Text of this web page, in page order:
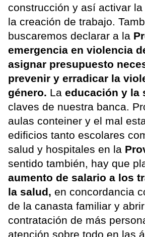
construcción y así activar
la creación de trabajo.
buscaremos declarar a la
emergencia en violencia
asignar presupuesto
prevenir y erradicar la
género. La educación y la
claves de nuestra banca.
aulas conteiner y el mal
edificios tanto escolares
salud y hospitales en la
sentido también, hay que
aumento de salario a los
la salud, en concordancia
de la canasta familiar y
contratación de más
atención sobre todo en las